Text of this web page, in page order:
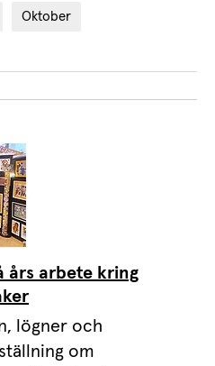
Oktober
års arbete kring
lögner och
om